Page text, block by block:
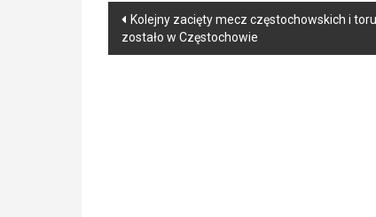
Post
navigation
Kolejny zacięty mecz częstochowskich i
zostało w Częstochowie